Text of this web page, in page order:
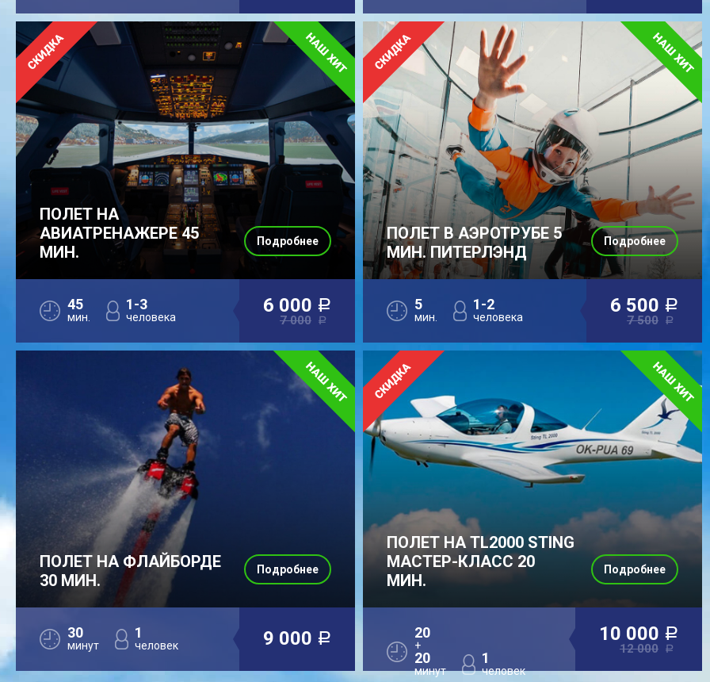
ПОЛЕТ НА
АВИАТРЕНАЖЕРЕ 45
МИН.
45
мин.
1-3
человека
6 000 a
7 000 a
Подробнее
ПОЛЕТ В АЭРОТРУБЕ 5
МИН. ПИТЕРЛЭНД
5
мин.
1-2
человека
6 500 a
7 500 a
Подробнее
ПОЛЕТ НА ФЛАЙБОРДЕ
30 МИН.
30
минут
1
человек 9 000 a
Подробнее
ПОЛЕТ НА TL2000 STING
МАСТЕР-КЛАСС 20
МИН.
20
+
20
минут
1
человек
10 000 a
12 000 a
Подробнее